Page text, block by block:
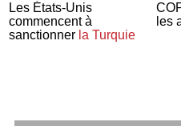
Les États-Unis
commencent à
sanctionner la Turquie
les